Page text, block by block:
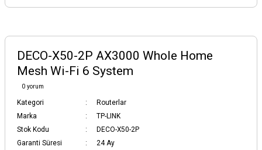
DECO-X50-2P AX3000 Whole Home
Mesh Wi-Fi 6 System
0 yorum
Kategori
Routerlar
Marka
TP-LINK
Stok Kodu
DECO-X50-2P
Garanti Süresi
24 Ay